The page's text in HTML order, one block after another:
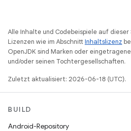
Alle Inhalte und Codebeispiele auf
Lizenzen wie im AbschnittInhaltslizenz
OpenJDK sind Marken oder
und/oder seinen Tochtergesellschaften.
Zuletzt aktualisiert: 2026-06-18 (UTC).
BUILD
Android-Repository